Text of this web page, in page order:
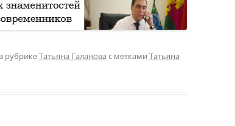
в рубрикеТатьяна Галанова с метками Татьяна